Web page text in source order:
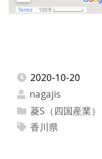
2020-10-20
nagajis
菱S（四国産業）
香川県